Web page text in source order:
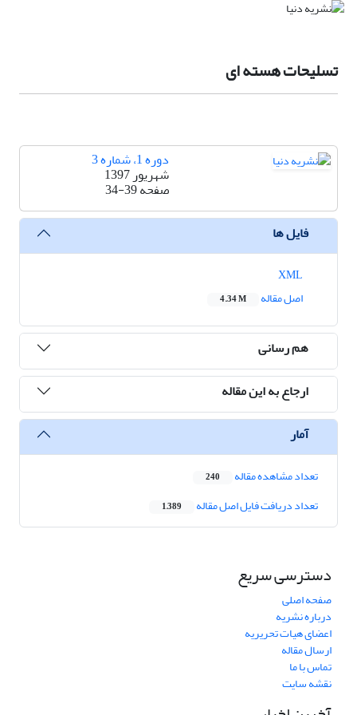
تسلیحات هسته ای
دوره 1، شماره 3
شهریور 1397
صفحه34-39
فایل ها
اصل مقاله
4.34 M
هم رسانی
ارجاع به این مقاله
آمار
تعداد مشاهده مقاله 240
تعداد دریافت فایل اصل مقاله 1,389
دسترسی سریع
صفحه اصلی
درباره نشریه
اعضای هیات تحریریه
ارسال مقاله
تماس با ما
نقشه سایت